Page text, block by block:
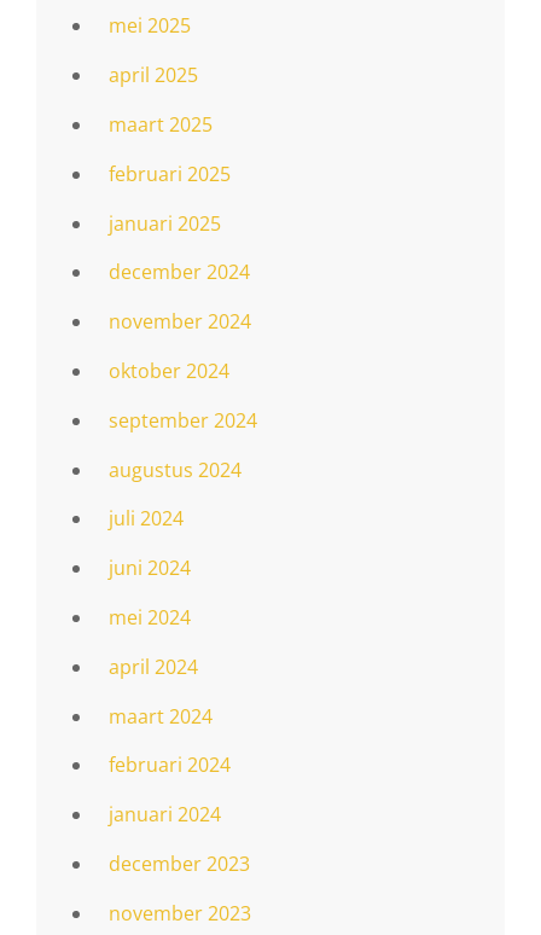
mei 2025
april 2025
maart 2025
februari 2025
januari 2025
december 2024
november 2024
oktober 2024
september 2024
augustus 2024
juli 2024
juni 2024
mei 2024
april 2024
maart 2024
februari 2024
januari 2024
december 2023
november 2023